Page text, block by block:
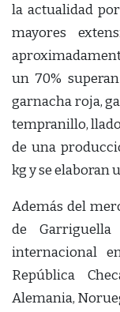
la actualidad
mayores
un 70%
garnacha roja,
tempranillo,
de una
kg y se elaboran
Además del
de
internacional
República
Alemania,